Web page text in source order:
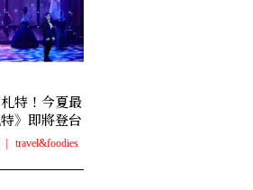
特！今夏最
》即將登台
| travel&foodies